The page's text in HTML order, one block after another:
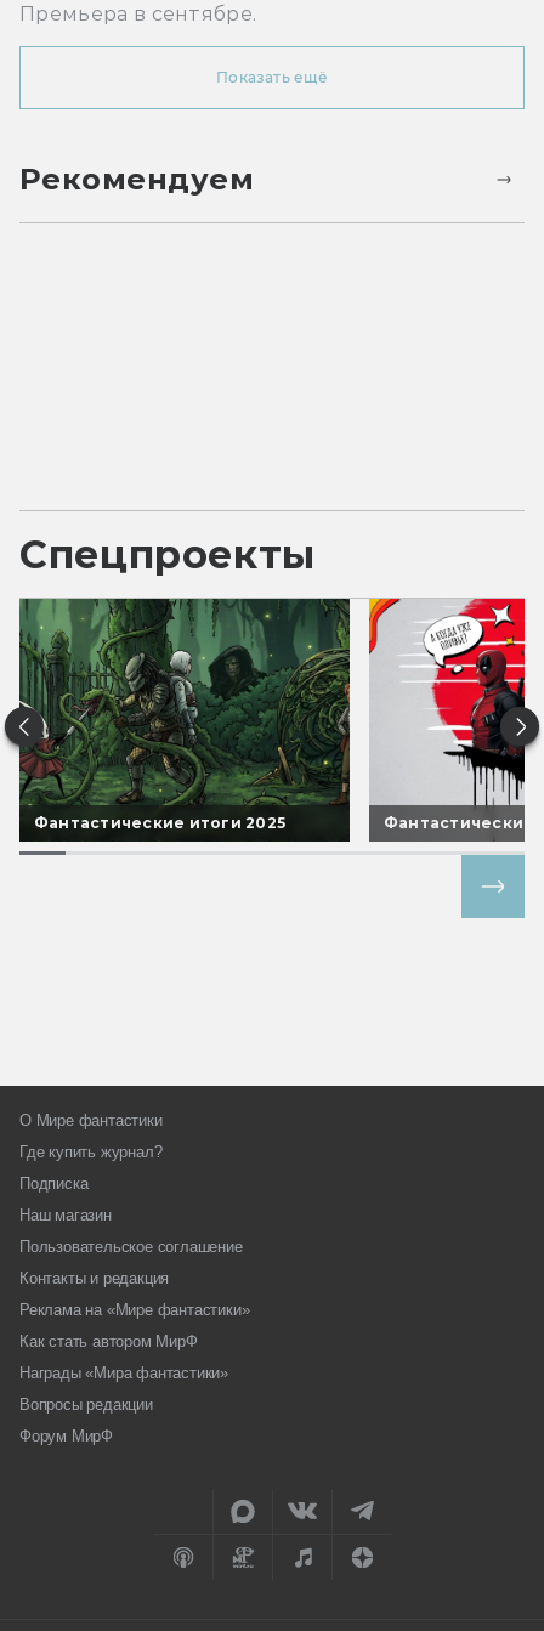
Премьера в сентябре.
Показать ещё
Рекомендуем
Спецпроекты
Фантастические итоги 2025 Фантастические
О Мире фантастики
Где купить журнал?
Подписка
Наш магазин
Пользовательское соглашение
Контакты и редакция
Реклама на «Мире фантастики»
Как стать автором МирФ
Награды «Мира фантастики»
Вопросы редакции
Форум МирФ